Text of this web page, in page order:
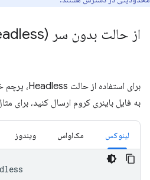
از حالت بدون سر (Headless) استفاده کنید
برای استفاده از حالت Headless، پرچم خط فرمان
به فایل باینری کروم ارسال کنید، برای
لینوکس مک‌او‌اس ویندوز